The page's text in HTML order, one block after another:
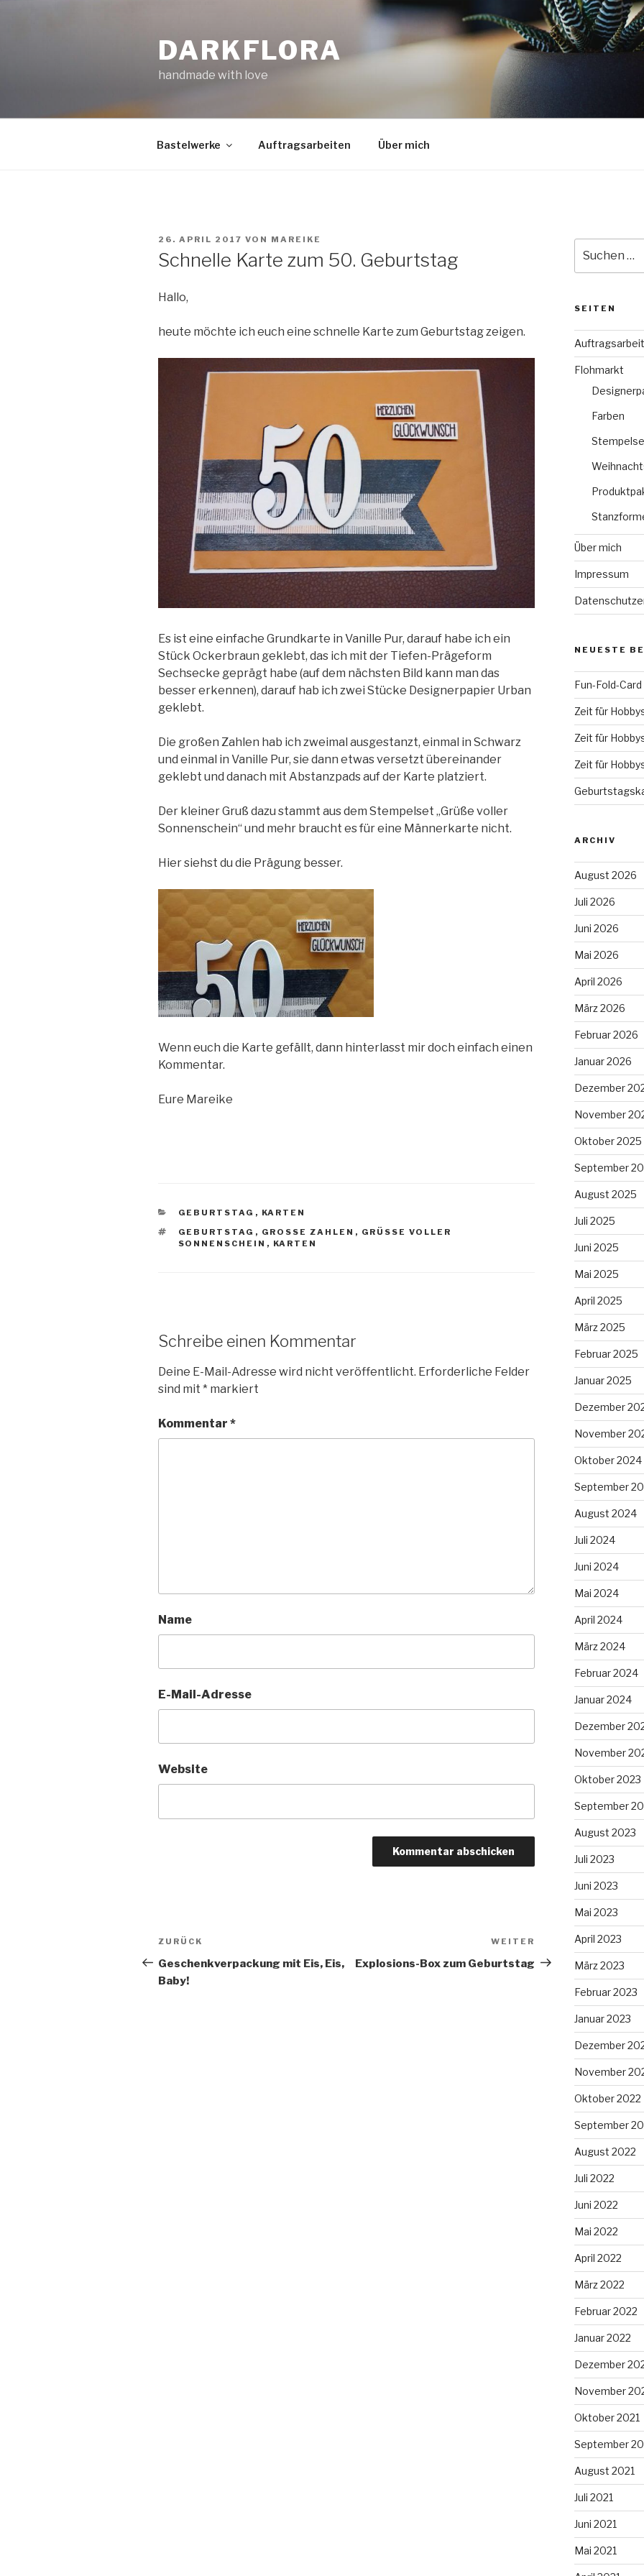
DARKFLORA
handmade with love
Bastelwerke Auftragsarbeiten Über mich
VERÖFFENTLICHT
26. APRIL 2017 VON MAREIKE
Schnelle Karte zum 50. Geburtstag
Hallo,
heute möchte ich euch eine schnelle Karte zum Geburtstag zeigen.
Es ist eine einfache Grundkarte in Vanille Pur, darauf habe ich ein
Stück Ockerbraun geklebt, das ich mit der Tiefen-Prägeform
Sechsecke geprägt habe (auf dem nächsten Bild kann man das
besser erkennen), darauf hab ich zwei Stücke Designerpapier Urban
geklebt.
Die großen Zahlen hab ich zweimal ausgestanzt, einmal in Schwarz
und einmal in Vanille Pur, sie dann etwas versetzt übereinander
geklebt und danach mit Abstanzpads auf der Karte platziert.
Der kleiner Gruß dazu stammt aus dem Stempelset „Grüße voller
Sonnenschein“ und mehr braucht es für eine Männerkarte nicht.
Hier siehst du die Prägung besser.
Wenn euch die Karte gefällt, dann hinterlasst mir doch einfach einen
Kommentar.
Eure Mareike
KATEGORIEN
GEBURTSTAG , KARTEN
SCHLAGWÖRTER
GEBURTSTAG , GROSSE ZAHLEN , GRÜSSE VOLLER S
ONNENSCHEIN
, KARTEN
Schreibe einen Kommentar
Deine E-Mail-Adresse wird nicht veröffentlicht. Erforderliche Felder
sind mit * markiert
Kommentar *
Name
E-Mail-Adresse
Website
Beitragsnavigation
Vorheriger
Beitrag
ZURÜCK
Geschenkverpackung mit Eis, Eis,
Baby!
Nächster
Beitrag
WEITER
Explosions-Box zum Geburtstag
nach:
SEITEN
Flohmarkt
Farben
Über mich
Impressum
NEUESTE
Fun-Fold-
Zeit für
Zeit für
Zeit für
ARCHIV
August 2026
Juli 2026
Juni 2026
Mai 2026
April 2026
März 2026
Februar 2026
Januar 2026
Dezember
November
Oktober 2025
September
August 2025
Juli 2025
Juni 2025
Mai 2025
April 2025
März 2025
Februar 2025
Januar 2025
Dezember
November
Oktober 2024
September
August 2024
Juli 2024
Juni 2024
Mai 2024
April 2024
März 2024
Februar 2024
Januar 2024
Dezember
November
Oktober 2023
September
August 2023
Juli 2023
Juni 2023
Mai 2023
April 2023
März 2023
Februar 2023
Januar 2023
Dezember
November
Oktober 2022
September
August 2022
Juli 2022
Juni 2022
Mai 2022
April 2022
März 2022
Februar 2022
Januar 2022
Dezember
November
Oktober 2021
September
August 2021
Juli 2021
Juni 2021
Mai 2021